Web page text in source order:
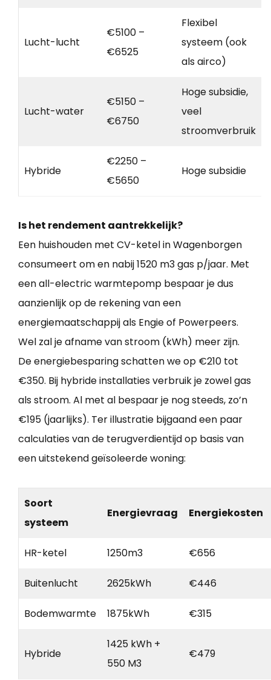
Lucht-lucht
€5100 –
€6525
Flexibel
systeem (ook
als airco)
Lucht-water
€5150 –
€6750
Hoge subsidie,
veel
stroomverbruik
Hybride
€2250 –
€5650
Hoge subsidie
Is het rendement aantrekkelijk?
Een huishouden met CV-ketel in Wagenborgen
consumeert om en nabij 1520 m3 gas p/jaar. Met
een all-electric warmtepomp bespaar je dus
aanzienlijk op de rekening van een
energiemaatschappij als Engie of Powerpeers.
Wel zal je afname van stroom (kWh) meer zijn.
De energiebesparing schatten we op €210 tot
€350. Bij hybride installaties verbruik je zowel gas
als stroom. Al met al bespaar je nog steeds, zo’n
€195 (jaarlijks). Ter illustratie bijgaand een paar
calculaties van de terugverdientijd op basis van
een uitstekend geïsoleerde woning:
Soort
systeem
Energievraag Energiekosten
HR-ketel 1250m3 €656
Buitenlucht 2625kWh €446
Bodemwarmte 1875kWh €315
Hybride
1425 kWh +
550 M3
€479